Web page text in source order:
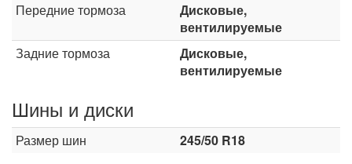
Передние тормоза
Дисковые,
вентилируемые
Задние тормоза
Дисковые,
вентилируемые
Шины и диски
Размер шин 245/50 R18